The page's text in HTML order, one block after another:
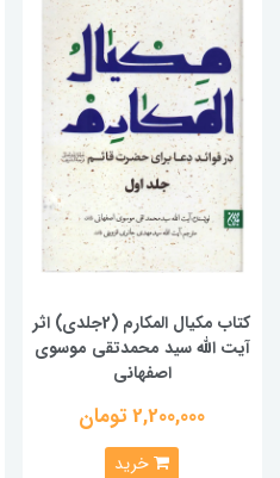
کتاب مکیال المکارم (2جلدی) اثر
آیت الله سید محمدتقی موسوی
اصفهانی
2,200,000 تومان
خرید